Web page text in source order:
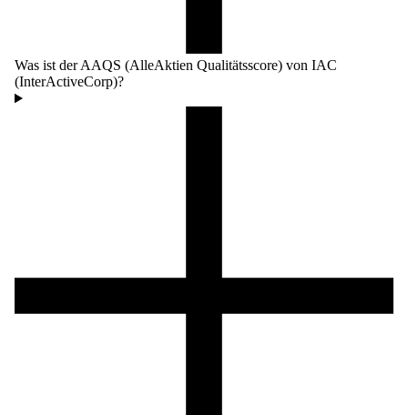
Was ist der AAQS (AlleAktien Qualitätsscore) von IAC
(InterActiveCorp)?